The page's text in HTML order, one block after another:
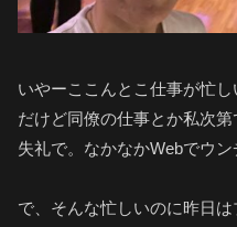
いやーここんとこ仕事が忙
だけど同僚の仕事とか私次
失礼で。なかなかWebでウン
で、そんな忙しいのに昨日